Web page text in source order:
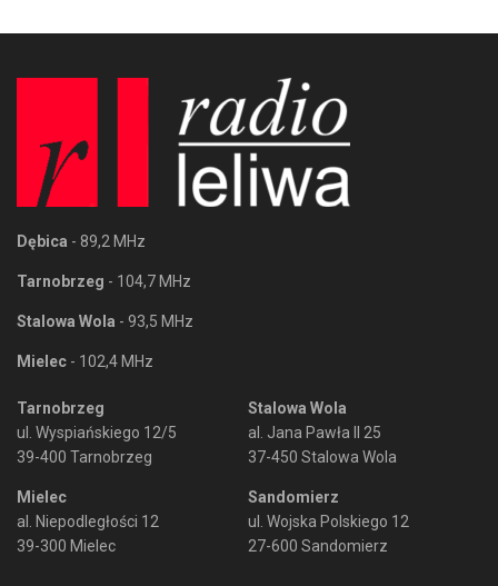
Dębica - 89,2 MHz
Tarnobrzeg - 104,7 MHz
Stalowa Wola - 93,5 MHz
Mielec - 102,4 MHz
Tarnobrzeg
ul. Wyspiańskiego 12/5
39-400 Tarnobrzeg
Mielec
al. Niepodległości 12
39-300 Mielec
Stalowa Wola
al. Jana Pawła II 25
37-450 Stalowa Wola
Sandomierz
ul. Wojska Polskiego 12
27-600 Sandomierz